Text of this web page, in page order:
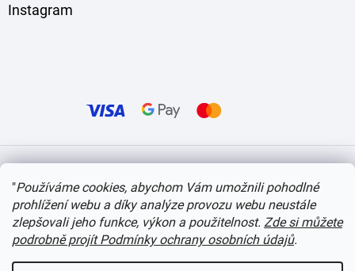
"Používáme cookies, abychom Vám umožnili pohodlné
prohlížení webu a díky analýze provozu webu neustále
zlepšovali jeho funkce, výkon a použitelnost. Zde si můžete
podrobně projít Podmínky ochrany osobních údajů.
Instagram
Copyright 2026 itvlaky.cz . Všechna práva vyhrazena. Upravit nastavení cookies